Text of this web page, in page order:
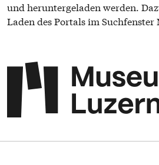
und heruntergeladen werden.
Laden des Portals im